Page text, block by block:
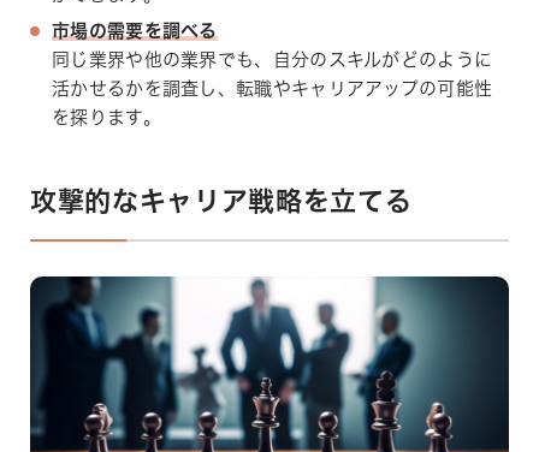
市場の需要を調べる
同じ業界や他の業界でも、自分のスキルがどのように
活かせるかを調査し、転職やキャリアアップの可能性
を探ります。
攻撃的なキャリア戦略を立てる